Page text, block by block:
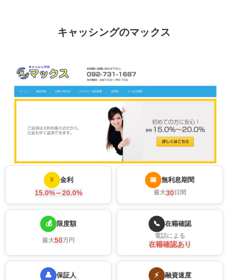
キャッシングのマックス
¥ 金利
15.0%～20.0%
📅 無利息期間
最大30日間
💰 限度額
最大50万円
📞 在籍確認
電話による
在籍確認あり
👤 保証人 ⚡ 融資速度